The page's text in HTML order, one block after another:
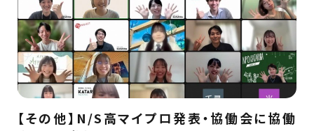
【その他】N/S高マイプロ発表・協働会に協働